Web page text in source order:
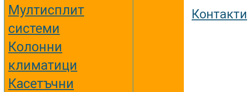
Мултисплит
системи
Колонни
климатици
Касетъчни
Контакти